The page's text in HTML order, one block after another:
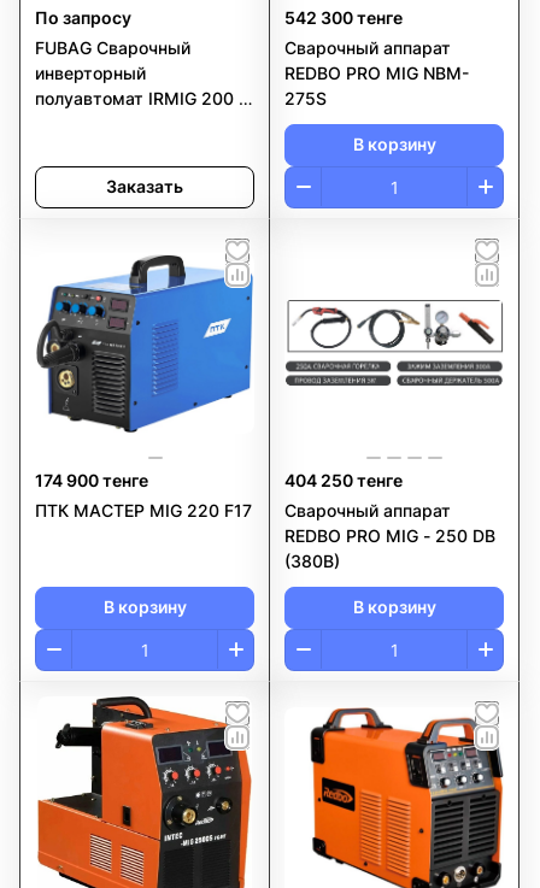
По запросу
FUBAG Сварочный
инверторный
полуавтомат IRMIG 200 с
Заказать
542 300 тенге
Сварочный аппарат
REDBO PRO MIG NBM-
275S
В корзину
174 900 тенге
ПТК МАСТЕР MIG 220 F17
В корзину
404 250 тенге
Сварочный аппарат
REDBO PRO MIG - 250 DB
(380B)
В корзину